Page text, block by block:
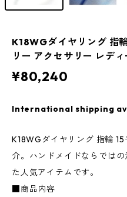
K18WGダイヤリング 指
リー アクセサリー レディ
¥80,240
International shipping
K18WGダイヤリング 指輪
介。ハンドメイドならでは
た人気アイテムです。
■商品内容